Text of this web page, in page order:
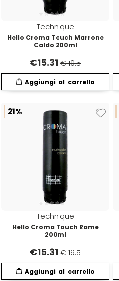
FarmaVita
Floid
Four Reasons
GAMMAPIÙ
Giusy Hold
GOLDWELL
Hair Tech
Hennatech
Technique
Hello Croma Touch Marrone
Caldo 200ml
€15.31 € 19.5
21%
Technique
Hello Croma Touch Rame
200ml
€15.31 € 19.5